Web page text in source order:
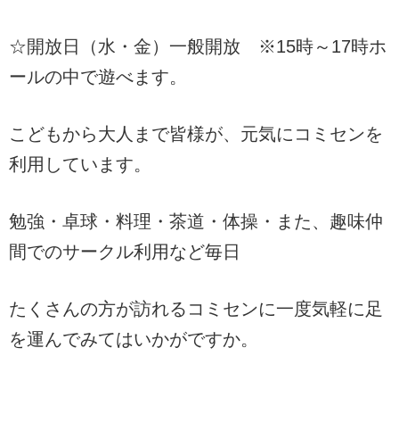
☆開放日（水・金）一般開放 ※15時～17時ホ
ールの中で遊べます。
こどもから大人まで皆様が、元気にコミセンを
利用しています。
勉強・卓球・料理・茶道・体操・また、趣味仲
間でのサークル利用など毎日
たくさんの方が訪れるコミセンに一度気軽に足
を運んでみてはいかがですか。